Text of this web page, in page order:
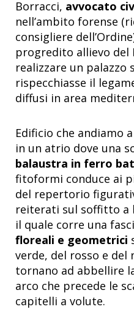
Borracci, avvocato
nell’ambito forense
consigliere
progredito allievo del
realizzare un palazzo
rispecchiasse il
diffusi in area
Edificio che andiamo
in un atrio dove una
balaustra in ferro
fitoformi conduce ai
del repertorio
reiterati sul soffitto a
il quale corre una
floreali e geometrici
verde, del rosso e del
tornano ad abbellire
arco che precede le
capitelli a volute.